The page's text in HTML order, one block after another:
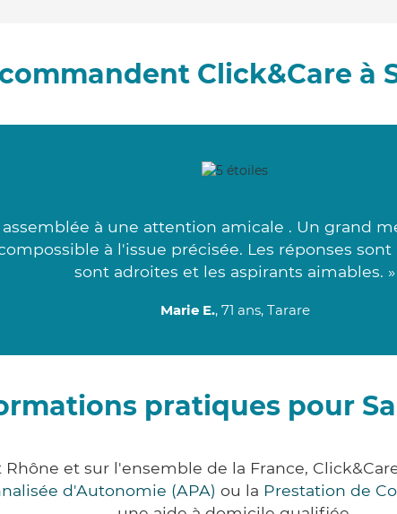
Click&Care à
à une attention amicale . Un grand
à l'issue précisée. Les réponses
sont adroites et les aspirants aimables. »
Marie E., 71 ans, Tarare
pratiques pour
et sur l'ensemble de la France,
d'Autonomie (APA) ou la Prestation de